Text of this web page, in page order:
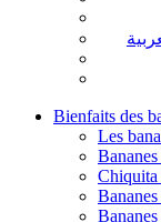
Bienfaits des
Les
Chiquita